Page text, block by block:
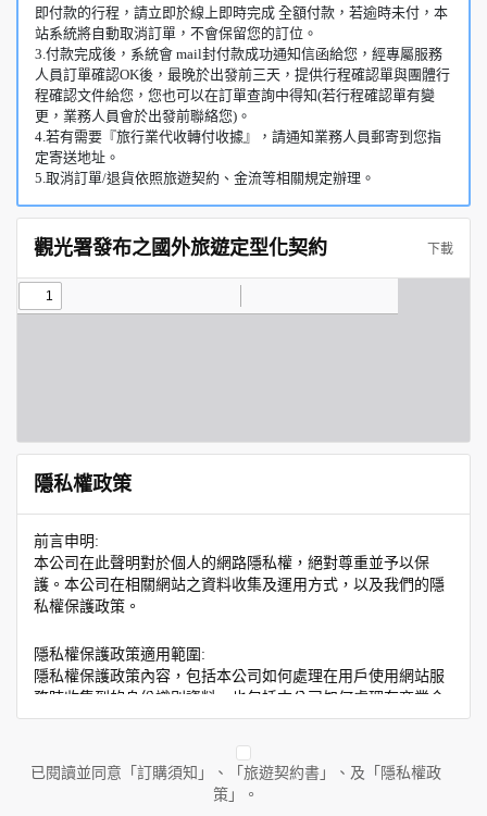
即付款的行程，請立即於線上即時完成 全額付款，若逾時未付，本
站系統將自動取消訂單，不會保留您的訂位。
3.付款完成後，系統會 mail封付款成功通知信函給您，經專屬服務
人員訂單確認OK後，最晚於出發前三天，提供行程確認單與團體行
程確認文件給您，您也可以在訂單查詢中得知(若行程確認單有變
更，業務人員會於出發前聯絡您)。
4.若有需要『旅行業代收轉付收據』，請通知業務人員郵寄到您指
定寄送地址。
5.取消訂單/退貨依照旅遊契約、金流等相關規定辦理。
觀光署發布之國外旅遊定型化契約 下載
隱私權政策
前言申明:
本公司在此聲明對於個人的網路隱私權，絕對尊重並予以保
護。本公司在相關網站之資料收集及運用方式，以及我們的隱
私權保護政策。
隱私權保護政策適用範圍:
隱私權保護政策內容，包括本公司如何處理在用戶使用網站服
務時收集到的身份識別資料，也包括本公司如何處理在商業合
作與本公司合作時分享的任何身份識別資料。隱私權保護政策
人員。例如您透過本公司旗下網站上的廣告廠商連結，這些置
放連結的廠商也可能蒐集您個人的資料。對於您主動提供的個
人資訊，這些廣告廠商或連結網站有其個別的隱私權保護政
已閱讀並同意「訂購須知」、「旅遊契約書」、及「隱私權政
策」。